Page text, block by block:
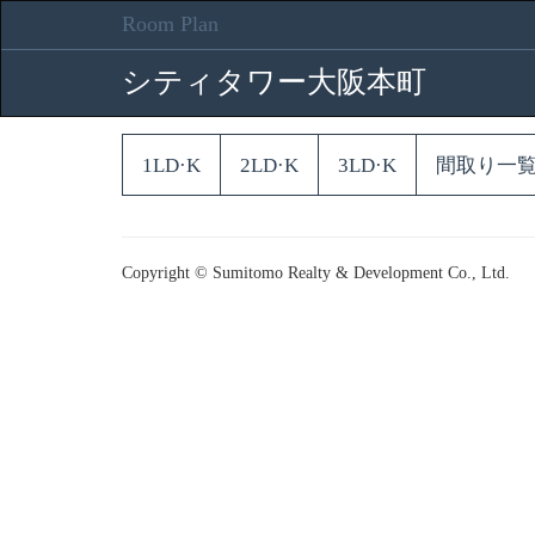
Room Plan
シティタワー大阪本町
1LD·K 2LD·K 3LD·K 間取り一
Copyright © Sumitomo Realty & Development Co., Ltd.